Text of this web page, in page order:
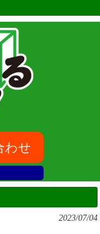
わせ
2023/07/04